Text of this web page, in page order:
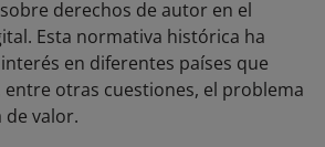
derechos de autor en el
Esta normativa histórica ha
en diferentes países que
otras cuestiones, el problema
de valor.